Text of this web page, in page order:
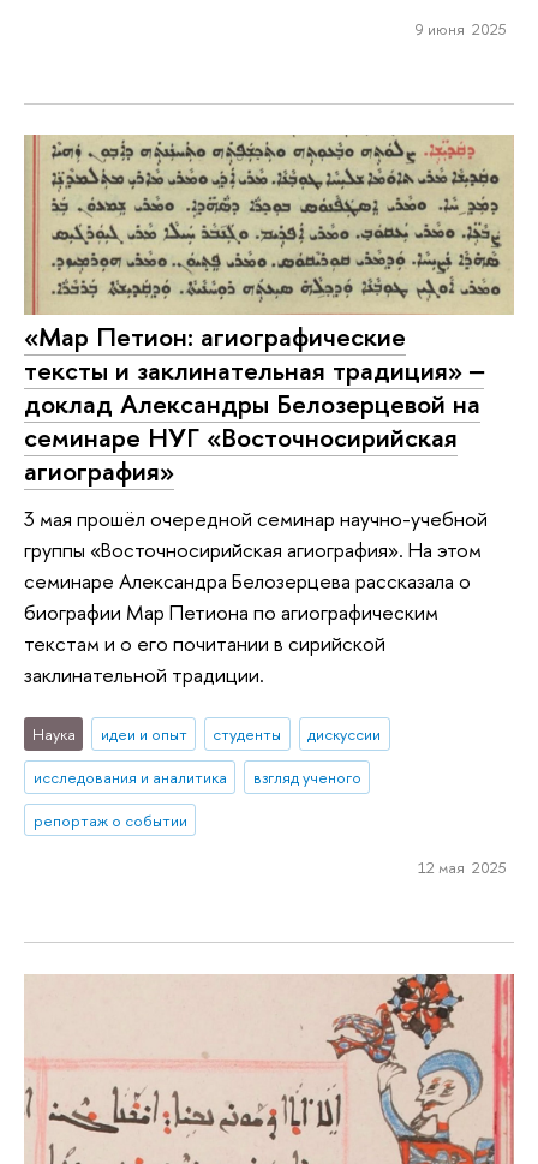
9 июня 2025
«Мар Петион: агиографические
тексты и заклинательная традиция» ‒
доклад Александры Белозерцевой на
семинаре НУГ «Восточносирийская
агиография»
3 мая прошёл очередной семинар научно-учебной
группы «Восточносирийская агиография». На этом
семинаре Александра Белозерцева рассказала о
биографии Мар Петиона по агиографическим
текстам и о его почитании в сирийской
заклинательной традиции.
Наука идеи и опыт студенты
дискуссии
исследования и аналитика
взгляд ученого
репортаж о событии
12 мая 2025